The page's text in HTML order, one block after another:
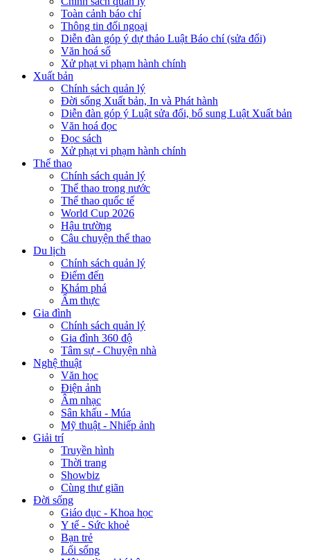
Toàn cảnh báo chí
Thông tin đối ngoại
Diễn đàn góp ý dự thảo Luật Báo chí (sửa đổi)
Văn hoá số
Xử phạt vi phạm hành chính
Xuất bản
Chính sách quản lý
Đời sống Xuất bản, In và Phát hành
Diễn đàn góp ý Luật sửa đổi, bổ sung Luật Xuất bản
Văn hoá đọc
Đọc sách
Xử phạt vi phạm hành chính
Thể thao
Chính sách quản lý
Thể thao trong nước
Thể thao quốc tế
World Cup 2026
Hậu trường
Câu chuyện thể thao
Du lịch
Chính sách quản lý
Điểm đến
Khám phá
Ẩm thực
Gia đình
Chính sách quản lý
Gia đình 360 độ
Tâm sự - Chuyện nhà
Nghệ thuật
Văn học
Điện ảnh
Âm nhạc
Sân khấu - Múa
Mỹ thuật - Nhiếp ảnh
Giải trí
Truyền hình
Thời trang
Showbiz
Cùng thư giãn
Đời sống
Giáo dục - Khoa học
Y tế - Sức khoẻ
Bạn trẻ
Lối sống